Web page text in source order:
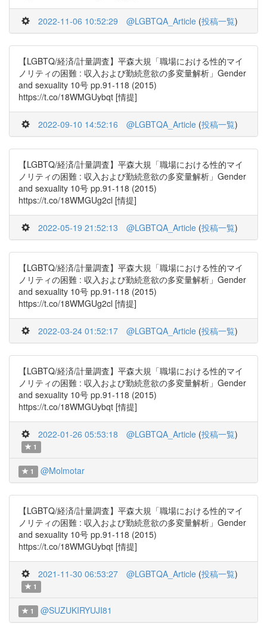
2022-11-06 10:52:29 @LGBTQA_Article (投稿一覧)
【LGBTQ/経済/計量調査】平森大規「職場における性的マイ
ノリティの困難 : 収入および勤続意欲の多変量解析」Gender
and sexuality 10号 pp.91-118 (2015)
https://t.co/18WMGUybqt [情提]
2022-09-10 14:52:16 @LGBTQA_Article (投稿一覧)
【LGBTQ/経済/計量調査】平森大規「職場における性的マイ
ノリティの困難 : 収入および勤続意欲の多変量解析」Gender
and sexuality 10号 pp.91-118 (2015)
https://t.co/18WMGUg2cl [情提]
2022-05-19 21:52:13 @LGBTQA_Article (投稿一覧)
【LGBTQ/経済/計量調査】平森大規「職場における性的マイ
ノリティの困難 : 収入および勤続意欲の多変量解析」Gender
and sexuality 10号 pp.91-118 (2015)
https://t.co/18WMGUg2cl [情提]
2022-03-24 01:52:17 @LGBTQA_Article (投稿一覧)
【LGBTQ/経済/計量調査】平森大規「職場における性的マイ
ノリティの困難 : 収入および勤続意欲の多変量解析」Gender
and sexuality 10号 pp.91-118 (2015)
https://t.co/18WMGUybqt [情提]
2022-01-26 05:53:18 @LGBTQA_Article (投稿一覧)
1
1 @Molmotar
【LGBTQ/経済/計量調査】平森大規「職場における性的マイ
ノリティの困難 : 収入および勤続意欲の多変量解析」Gender
and sexuality 10号 pp.91-118 (2015)
https://t.co/18WMGUybqt [情提]
2021-11-30 06:53:27 @LGBTQA_Article (投稿一覧)
1
1 @SUZUKIRYUJI81